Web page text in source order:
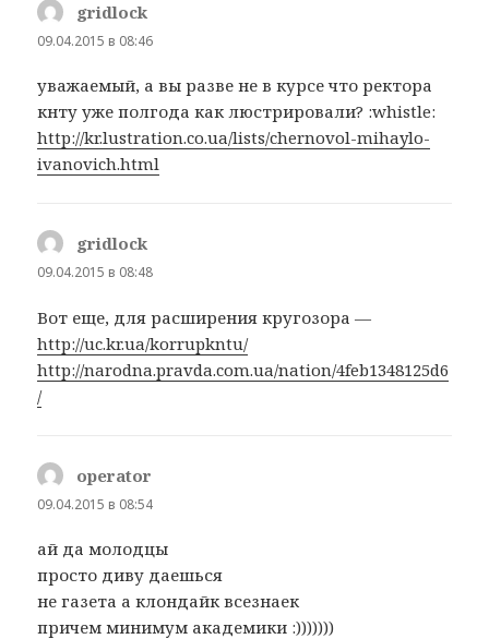
gridlock
09.04.2015 в 08:46
уважаемый, а вы разве не в курсе что ректора
кнту уже полгода как люстрировали? :whistle:
http://kr.lustration.co.ua/lists/chernovol-mihaylo-
ivanovich.html
gridlock
09.04.2015 в 08:48
Вот еще, для расширения кругозора —
http://uc.kr.ua/korrupkntu/
http://narodna.pravda.com.ua/nation/4feb1348125d6
/
operator
09.04.2015 в 08:54
ай да молодцы
просто диву даешься
не газета а клондайк всезнаек
причем минимум академики :)))))))